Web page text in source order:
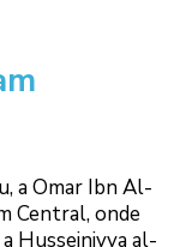
a Omar Ibn Al-
Central, onde
Husseiniyya al-